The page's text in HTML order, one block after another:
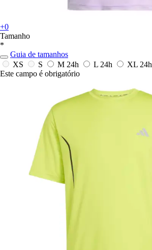
+0
Tamanho
*
Guia de tamanhos
XS
S M 24h L 24h XL 24h
Este campo é obrigatório